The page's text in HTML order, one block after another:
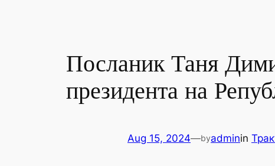
Посланик Таня
президента на
Aug 15, 2024—byadminin